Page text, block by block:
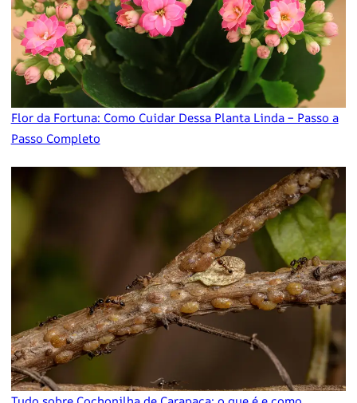
Flor da Fortuna: Como Cuidar Dessa Planta Linda – Passo a
Passo Completo